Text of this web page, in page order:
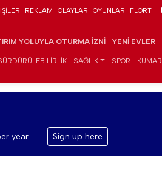
REKLAM OLAYLAR OYUNLAR FLÖRT
YOLUYLA OTURMA İZNI YENI EVLER
SAĞLIK SPOR KUMAR
year. Sign up here